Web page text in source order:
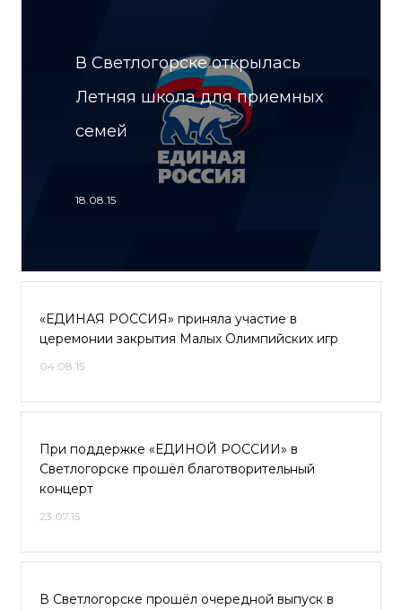
В Светлогорске открылась
Летняя школа для приемных
семей
18.08.15
«ЕДИНАЯ РОССИЯ» приняла участие в
церемонии закрытия Малых Олимпийских игр
04.08.15
При поддержке «ЕДИНОЙ РОССИИ» в
Светлогорске прошёл благотворительный
концерт
23.07.15
В Светлогорске прошёл очередной выпуск в